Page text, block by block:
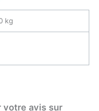
kg
votre avis sur